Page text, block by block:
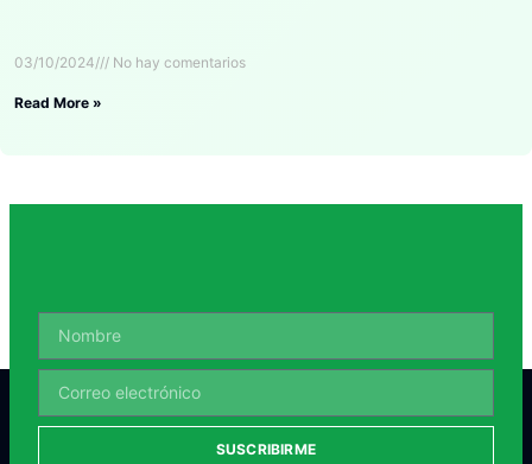
03/10/2024 No hay comentarios
Read More »
SUSCRIBIRME